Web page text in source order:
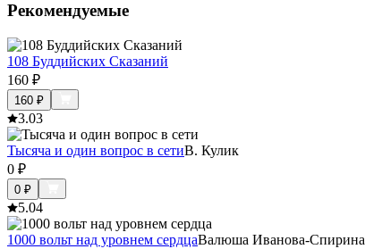
Рекомендуемые
108 Буддийских Сказаний
160 ₽
160 ₽
3.03
Тысяча и один вопрос в сетиВ. Кулик
0 ₽
0 ₽
5.04
1000 вольт над уровнем сердцаВалюша Иванова-Спирина